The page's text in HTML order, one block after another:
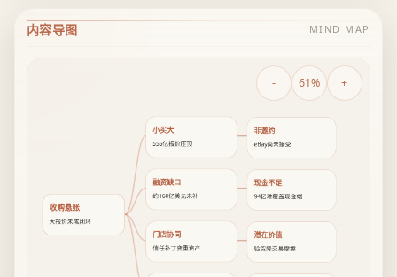
内容导图 MIND MAP
- 61% +
收购悬账
大报价未成闭环
小买大
555亿报价压顶
非邀约
eBay尚未接受
融资缺口
约160亿美元未补
现金不足
94亿难覆盖现金端
门店协同
信任补丁变重资产
潜在价值
验货降交易摩擦